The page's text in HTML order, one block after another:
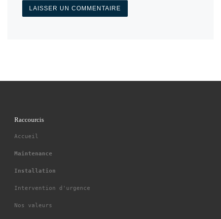
Raccourcis
Accueil
Maintenance
Installation
Intervention d'urgence
Nos valeurs